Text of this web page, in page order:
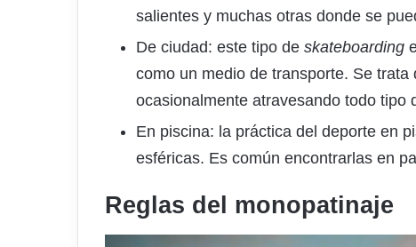
salientes y muchas otras donde se
De ciudad: este tipo de skateboarding
como un medio de transporte. Se
ocasionalmente atravesando todo tipo
En piscina: la práctica del deporte en
esféricas. Es común encontrarlas en
Reglas del monopatinaje